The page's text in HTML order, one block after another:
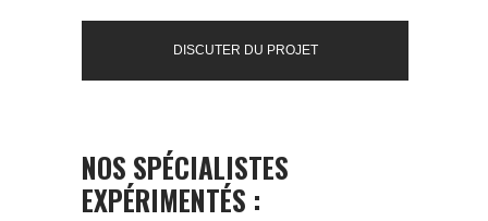
DISCUTER DU PROJET
NOS SPÉCIALISTES
EXPÉRIMENTÉS :